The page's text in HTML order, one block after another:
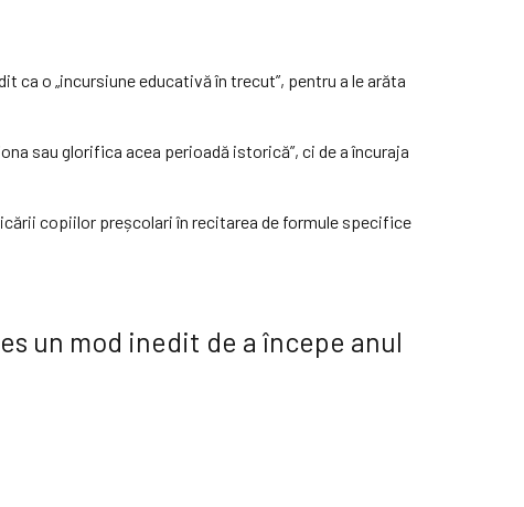
ca o „incursiune educativă în trecut”, pentru a le arăta
sau glorifica acea perioadă istorică”, ci de a încuraja
copiilor preșcolari în recitarea de formule specifice
un mod inedit de a începe anul